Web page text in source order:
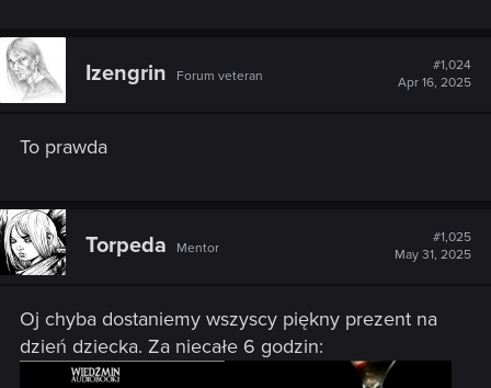
Izengrin Forum veteran
#1,024
Apr 16, 2025
To prawda
Torpeda Mentor
#1,025
May 31, 2025
Oj chyba dostaniemy wszyscy piękny prezent na
dzień dziecka. Za niecałe 6 godzin: